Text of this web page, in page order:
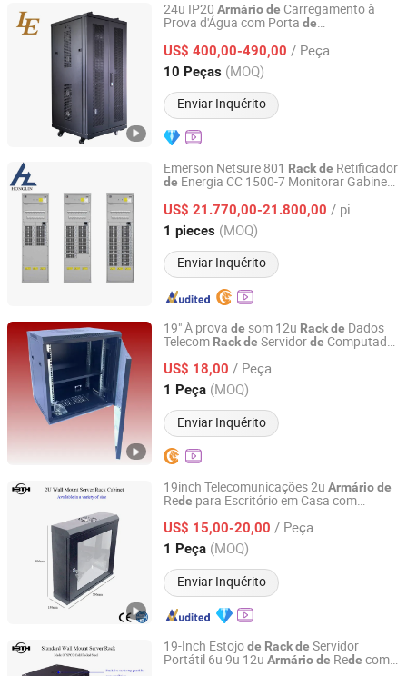
24u IP20 Armáriode Carregamento à
Prova d'Água com Porta de
US$ 400,00-490,00 / Peça
10 Peças (MOQ)
Enviar Inquérito
Ningbo Latitude International Trade Co., Ltd.
Zhejiang, China Desde 2022
Emerson Netsure 801 Rackde Retificador
de Energia CC 1500-7 Monitorar Gabinete
US$ 21.770,00-21.800,00 / pieces
1 pieces (MOQ)
Enviar Inquérito
Hunan Honglin Technology Co., Ltd
Hunan, China Desde 2025
19" À prova de som 12u Rackde Dados
Telecom Rackde Servidorde Computador
US$ 18,00 / Peça
1 Peça (MOQ)
Enviar Inquérito
Milo Tomito Technology Co., Ltd.
Hunan, China Desde 2025
19inch Telecomunicações 2u Armáriode
Rede para Escritório em Casa com
US$ 15,00-20,00 / Peça
1 Peça (MOQ)
Enviar Inquérito
Shunbang Tonghui (Beijing) Technology Co., Ltd.
Beijing, China Desde 2022
19-Inch Estojode Rackde Servidor
Portátil 6u 9u 12u Armáriode Rede com
Shunbang Tonghui (Beijing) Technology Co., Ltd.